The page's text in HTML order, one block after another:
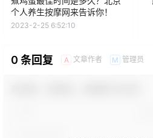
个人养生按摩网来告诉你！
2023-2-25 6:52:10
0 条回复 A 文章作者 M 管理员